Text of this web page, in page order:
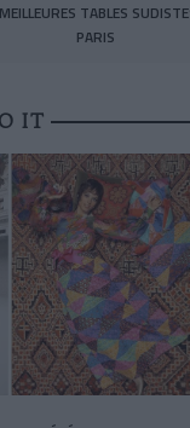
TABLES
PARIS
IT